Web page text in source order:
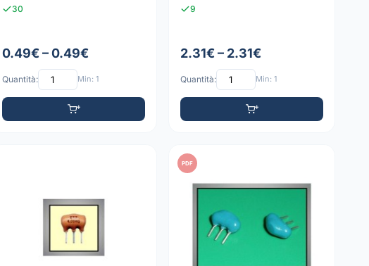
30
0.49€ – 0.49€
Quantità: Min: 1
9
2.31€ – 2.31€
Quantità: Min: 1
PDF